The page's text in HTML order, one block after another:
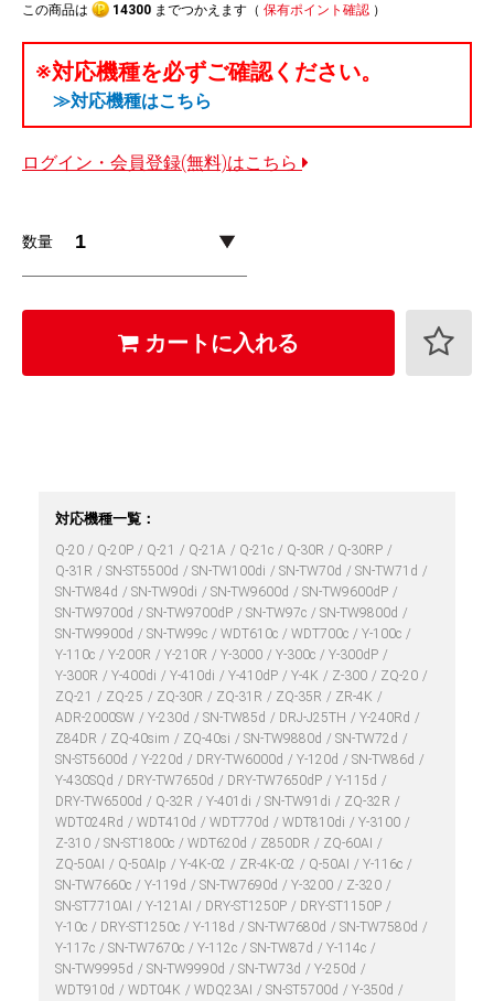
対応機種一覧：
Q-20 Q-20P Q-21 Q-21A Q-21c Q-30R
Q-30RP
Q-31R
SN-ST5500d SN-TW100di SN-TW70d
SN-TW71d
SN-TW84d
SN-TW90di SN-TW9600d
SN-TW9600dP
SN-TW9700d
SN-TW9700dP SN-TW97c
SN-TW9800d
SN-TW9900d
SN-TW99c WDT610c WDT700c
Y-100c
Y-110c
Y-200R Y-210R Y-3000 Y-300c
Y-300dP
Y-300R
Y-400di Y-410di Y-410dP Y-4K Z-300
ZQ-20
ZQ-21
ZQ-25 ZQ-30R ZQ-31R ZQ-35R
ZR-4K
ADR-2000SW
Y-230d SN-TW85d DRJ-J25TH
Y-240Rd
Z84DR
ZQ-40sim ZQ-40si SN-TW9880d
SN-TW72d
SN-ST5600d
Y-220d DRY-TW6000d Y-120d
SN-TW86d
Y-430SQd
DRY-TW7650d DRY-TW7650dP
Y-115d
DRY-TW6500d
Q-32R Y-401di SN-TW91di
ZQ-32R
WDT024Rd
WDT410d WDT770d WDT810di
Y-3100
Z-310
SN-ST1800c WDT620d Z850DR
ZQ-60AI
ZQ-50AI
Q-50AIp Y-4K-02 ZR-4K-02 Q-50AI
Y-116c
SN-TW7660c
Y-119d SN-TW7690d Y-3200
Z-320
SN-ST7710AI
Y-121AI DRY-ST1250P
DRY-ST1150P
Y-10c
DRY-ST1250c Y-118d SN-TW7680d
SN-TW7580d
Y-117c
SN-TW7670c Y-112c SN-TW87d
Y-114c
SN-TW9995d
SN-TW9990d SN-TW73d
Y-250d
WDT910d
WDT04K WDQ23AI SN-ST5700d
Y-350d
この商品は 14300 までつかえます（ 保有ポイント確認 ）
※対応機種を必ずご確認ください。
≫対応機種はこちら
ログイン・会員登録(無料)はこちら
数量
カートに入れる